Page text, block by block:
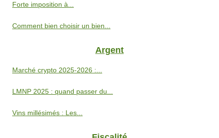
Forte imposition à...
Comment bien choisir un bien...
Argent
Marché crypto 2025‑2026 :...
LMNP 2025 : quand passer du...
Vins millésimés : Les...